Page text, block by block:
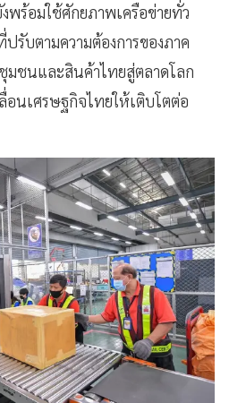
ร้อมใช้ศักยภาพเครือข่ายทั่ว
รับตามความต้องการของภาค
มชนและสินค้าไทยสู่ตลาดโลก
อนเศรษฐกิจไทยให้เติบโตต่อ